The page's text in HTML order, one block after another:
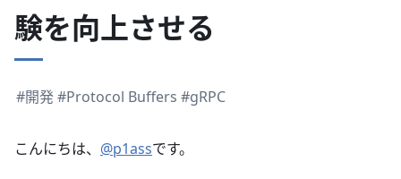
験を向上させる
#開発#Protocol Buffers #gRPC
こんにちは、 @p1assです。